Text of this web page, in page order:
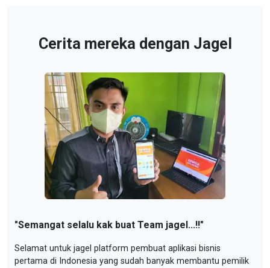
Cerita mereka dengan Jagel
"Semangat selalu kak buat Team jagel...!!"
Selamat untuk jagel platform pembuat aplikasi bisnis
pertama di Indonesia yang sudah banyak membantu pemilik